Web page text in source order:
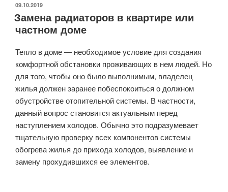
ОПУБЛИКОВАНО
09.10.2019
Замена радиаторов в квартире или
частном доме
Тепло в доме — необходимое условие для создания
комфортной обстановки проживающих в нем людей. Но
для того, чтобы оно было выполнимым, владелец
жилья должен заранее побеспокоиться о должном
обустройстве отопительной системы. В частности,
данный вопрос становится актуальным перед
наступлением холодов. Обычно это подразумевает
тщательную проверку всех компонентов системы
обогрева жилья до прихода холодов, выявление и
замену прохудившихся ее элементов.